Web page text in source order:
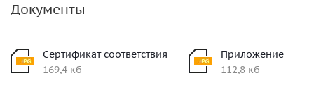
Документы
Сертификат соответствия
169,4 кб
Приложение
112,8 кб